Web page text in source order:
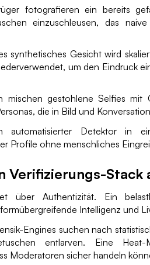
fotografieren ein bereits
einzuschleusen, das naive
synthetisches Gesicht wird
um den Eindruck
mischen gestohlene Selfies mit
die in Bild und
automatisierter Detektor in
Profile ohne menschliches
Verifizierungs-Stack
über Authentizität. Ein
Intelligenz und
Engines suchen nach
entlarven. Eine Heat-
Moderatoren sicher handeln